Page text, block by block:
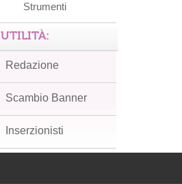
Strumenti
UTILITÀ:
Redazione
Scambio Banner
Inserzionisti